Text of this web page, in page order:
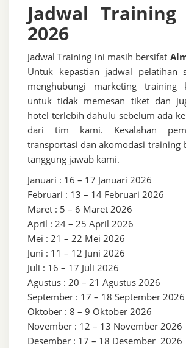
Jadwal Training
2026
Jadwal Training ini masih bersifat
Untuk kepastian jadwal pelatihan
menghubungi marketing training
untuk tidak memesan tiket dan
hotel terlebih dahulu sebelum ada
dari tim kami. Kesalahan
transportasi dan akomodasi training
tanggung jawab kami.
Januari : 16 – 17 Januari 2026
Februari : 13 – 14 Februari 2026
Maret : 5 – 6 Maret 2026
April : 24 – 25 April 2026
Mei : 21 – 22 Mei 2026
Juni : 11 – 12 Juni 2026
Juli : 16 – 17 Juli 2026
Agustus : 20 – 21 Agustus 2026
September : 17 – 18 September 2026
Oktober : 8 – 9 Oktober 2026
November : 12 – 13 November 2026
Desember : 17 – 18 Desember 2026